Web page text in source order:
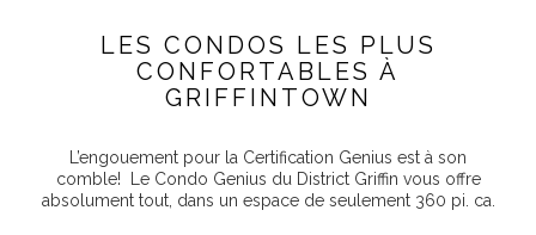
LES CONDOS LES PLUS
CONFORTABLES À
GRIFFINTOWN
L’engouement pour la Certification Genius est à son
comble! Le Condo Genius du District Griffin vous offre
absolument tout, dans un espace de seulement 360 pi. ca.